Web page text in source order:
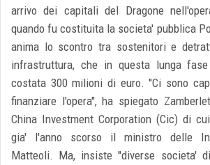
arrivo dei capitali del Dragone
quando fu costituita la societa' pubblica
anima lo scontro tra sostenitori e
infrastruttura, che in questa lunga
costata 300 milioni di euro. ''Ci sono
finanziare l'opera'', ha spiegato
China Investment Corporation (Cic) di
gia' l'anno scorso il ministro delle
Matteoli. Ma, insiste ''diverse societa'